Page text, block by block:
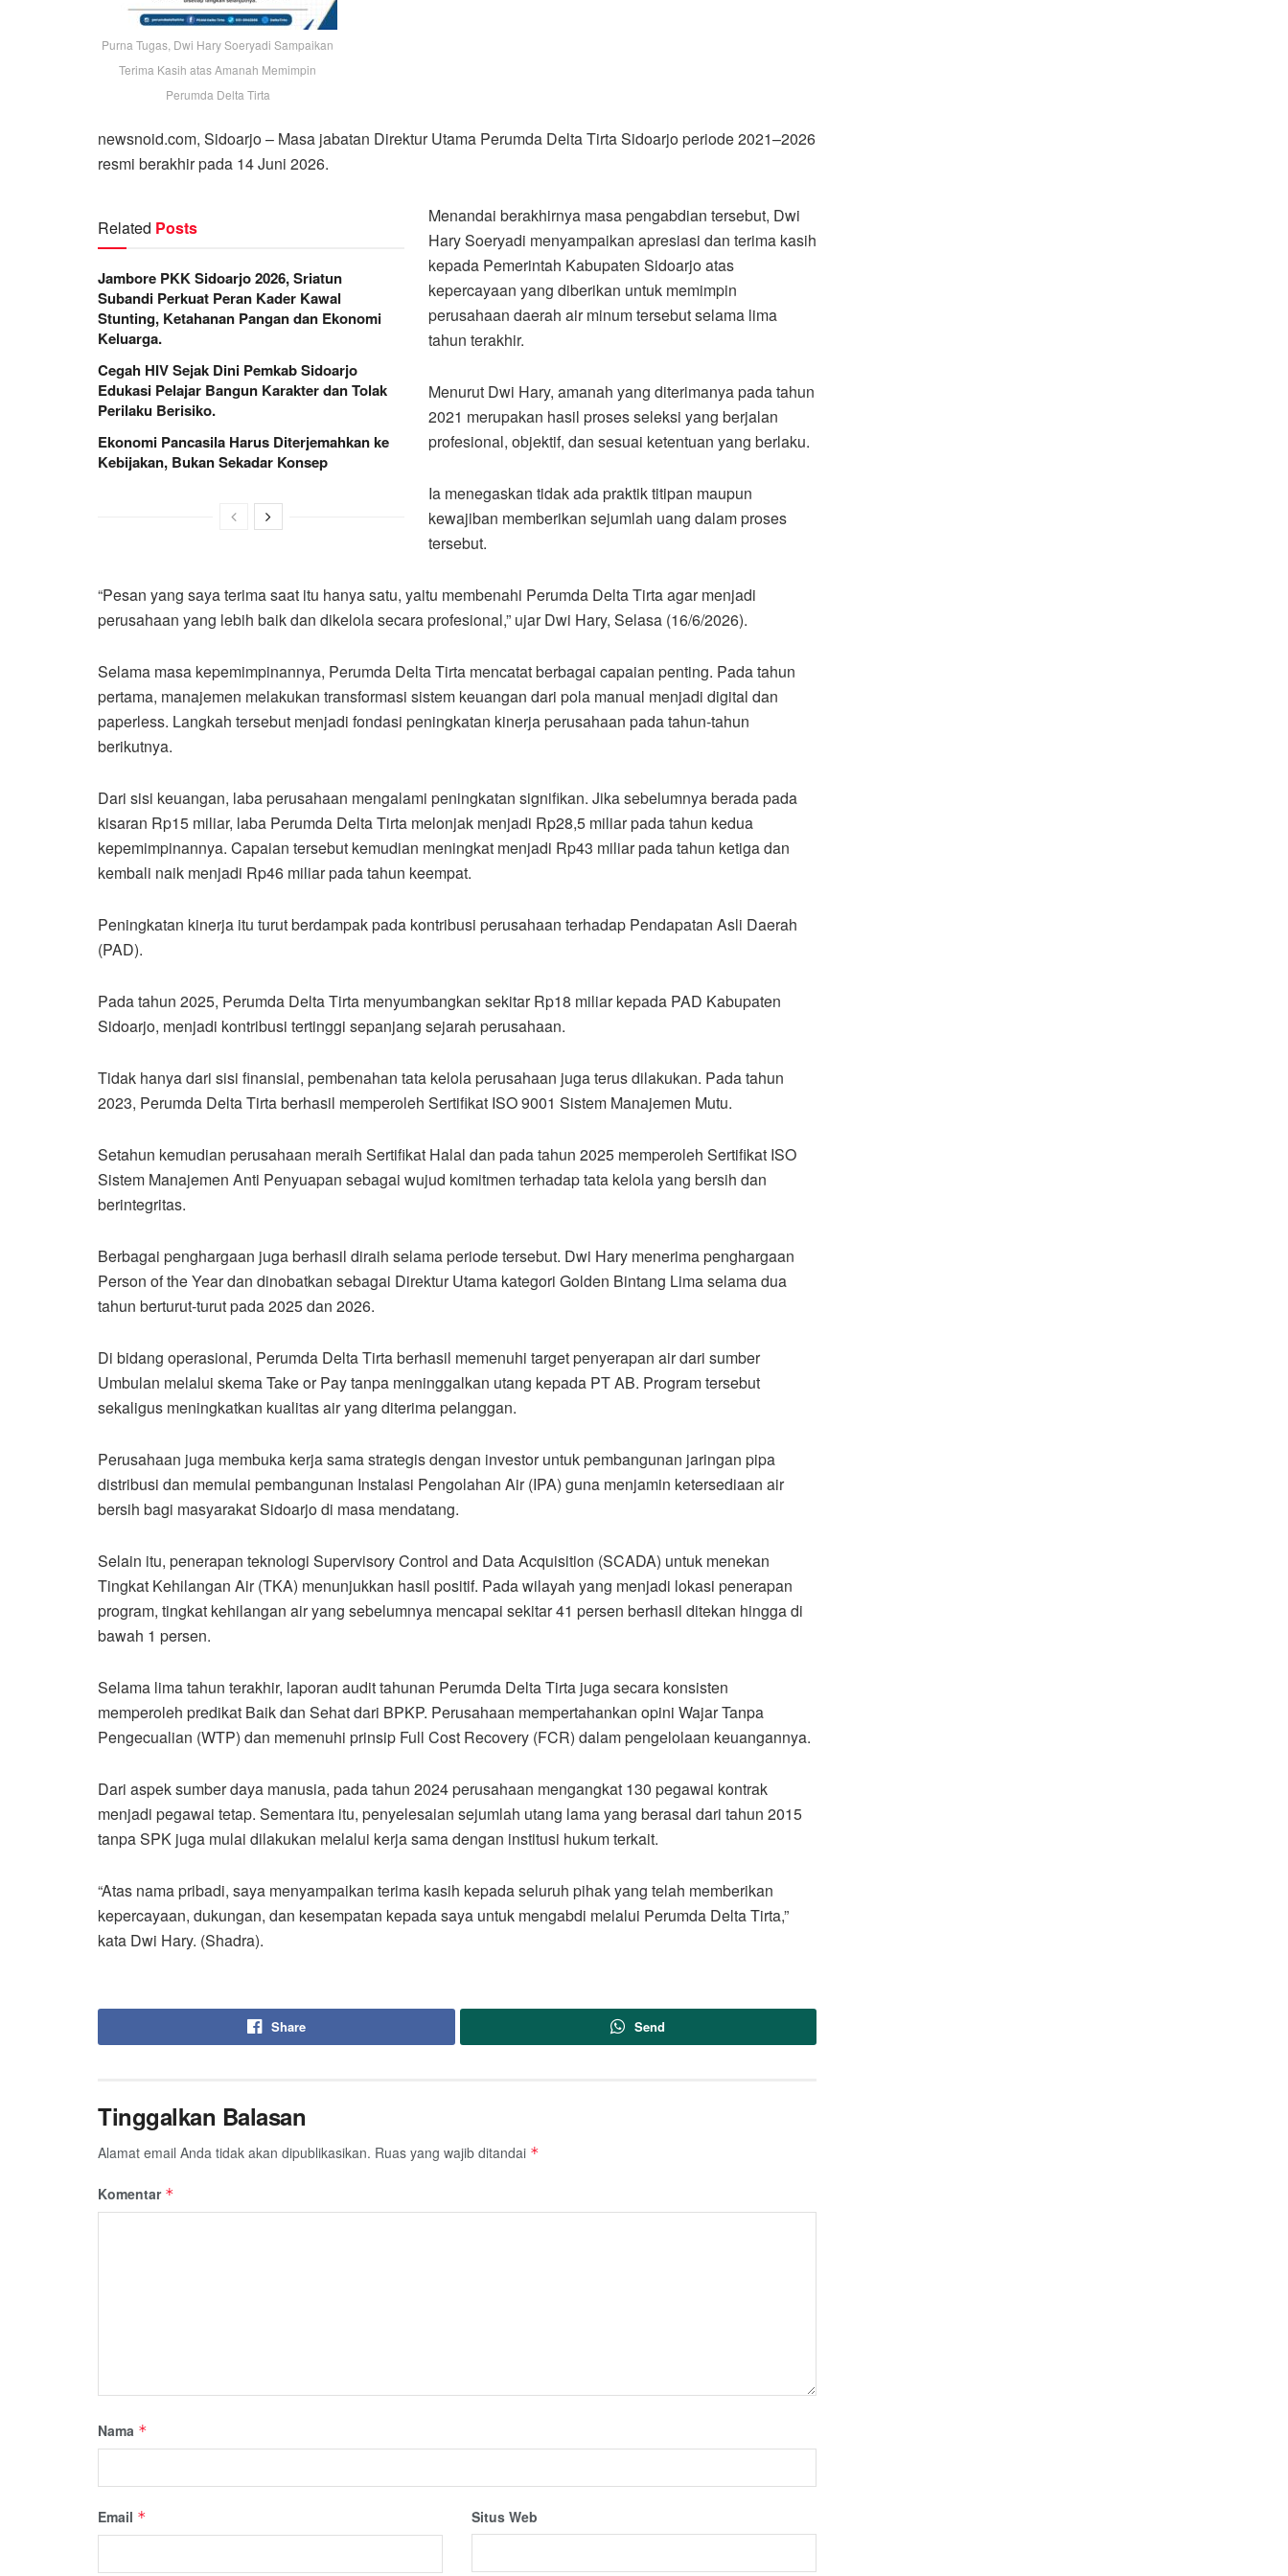
Purna Tugas, Dwi Hary Soeryadi Sampaikan
Terima Kasih atas Amanah Memimpin
Perumda Delta Tirta
newsnoid.com, Sidoarjo – Masa jabatan Direktur Utama Perumda Delta Tirta Sidoarjo periode 2021–2026
resmi berakhir pada 14 Juni 2026.
Related Posts
Jambore PKK Sidoarjo 2026, Sriatun
Subandi Perkuat Peran Kader Kawal
Stunting, Ketahanan Pangan dan Ekonomi
Keluarga.
Cegah HIV Sejak Dini Pemkab Sidoarjo
Edukasi Pelajar Bangun Karakter dan Tolak
Perilaku Berisiko.
Ekonomi Pancasila Harus Diterjemahkan ke
Kebijakan, Bukan Sekadar Konsep
Menandai berakhirnya masa pengabdian tersebut, Dwi
Hary Soeryadi menyampaikan apresiasi dan terima kasih
kepada Pemerintah Kabupaten Sidoarjo atas
kepercayaan yang diberikan untuk memimpin
perusahaan daerah air minum tersebut selama lima
tahun terakhir.
Menurut Dwi Hary, amanah yang diterimanya pada tahun
2021 merupakan hasil proses seleksi yang berjalan
profesional, objektif, dan sesuai ketentuan yang berlaku.
Ia menegaskan tidak ada praktik titipan maupun
kewajiban memberikan sejumlah uang dalam proses
tersebut.
“Pesan yang saya terima saat itu hanya satu, yaitu membenahi Perumda Delta Tirta agar menjadi
perusahaan yang lebih baik dan dikelola secara profesional,” ujar Dwi Hary, Selasa (16/6/2026).
Selama masa kepemimpinannya, Perumda Delta Tirta mencatat berbagai capaian penting. Pada tahun
pertama, manajemen melakukan transformasi sistem keuangan dari pola manual menjadi digital dan
paperless. Langkah tersebut menjadi fondasi peningkatan kinerja perusahaan pada tahun-tahun
berikutnya.
Dari sisi keuangan, laba perusahaan mengalami peningkatan signifikan. Jika sebelumnya berada pada
kisaran Rp15 miliar, laba Perumda Delta Tirta melonjak menjadi Rp28,5 miliar pada tahun kedua
kepemimpinannya. Capaian tersebut kemudian meningkat menjadi Rp43 miliar pada tahun ketiga dan
kembali naik menjadi Rp46 miliar pada tahun keempat.
Peningkatan kinerja itu turut berdampak pada kontribusi perusahaan terhadap Pendapatan Asli Daerah
(PAD).
Pada tahun 2025, Perumda Delta Tirta menyumbangkan sekitar Rp18 miliar kepada PAD Kabupaten
Sidoarjo, menjadi kontribusi tertinggi sepanjang sejarah perusahaan.
Tidak hanya dari sisi finansial, pembenahan tata kelola perusahaan juga terus dilakukan. Pada tahun
2023, Perumda Delta Tirta berhasil memperoleh Sertifikat ISO 9001 Sistem Manajemen Mutu.
Setahun kemudian perusahaan meraih Sertifikat Halal dan pada tahun 2025 memperoleh Sertifikat ISO
Sistem Manajemen Anti Penyuapan sebagai wujud komitmen terhadap tata kelola yang bersih dan
berintegritas.
Berbagai penghargaan juga berhasil diraih selama periode tersebut. Dwi Hary menerima penghargaan
Person of the Year dan dinobatkan sebagai Direktur Utama kategori Golden Bintang Lima selama dua
tahun berturut-turut pada 2025 dan 2026.
Di bidang operasional, Perumda Delta Tirta berhasil memenuhi target penyerapan air dari sumber
Umbulan melalui skema Take or Pay tanpa meninggalkan utang kepada PT AB. Program tersebut
sekaligus meningkatkan kualitas air yang diterima pelanggan.
Perusahaan juga membuka kerja sama strategis dengan investor untuk pembangunan jaringan pipa
distribusi dan memulai pembangunan Instalasi Pengolahan Air (IPA) guna menjamin ketersediaan air
bersih bagi masyarakat Sidoarjo di masa mendatang.
Selain itu, penerapan teknologi Supervisory Control and Data Acquisition (SCADA) untuk menekan
Tingkat Kehilangan Air (TKA) menunjukkan hasil positif. Pada wilayah yang menjadi lokasi penerapan
program, tingkat kehilangan air yang sebelumnya mencapai sekitar 41 persen berhasil ditekan hingga di
bawah 1 persen.
Selama lima tahun terakhir, laporan audit tahunan Perumda Delta Tirta juga secara konsisten
memperoleh predikat Baik dan Sehat dari BPKP. Perusahaan mempertahankan opini Wajar Tanpa
Pengecualian (WTP) dan memenuhi prinsip Full Cost Recovery (FCR) dalam pengelolaan keuangannya.
Dari aspek sumber daya manusia, pada tahun 2024 perusahaan mengangkat 130 pegawai kontrak
menjadi pegawai tetap. Sementara itu, penyelesaian sejumlah utang lama yang berasal dari tahun 2015
tanpa SPK juga mulai dilakukan melalui kerja sama dengan institusi hukum terkait.
“Atas nama pribadi, saya menyampaikan terima kasih kepada seluruh pihak yang telah memberikan
kepercayaan, dukungan, dan kesempatan kepada saya untuk mengabdi melalui Perumda Delta Tirta,”
kata Dwi Hary. (Shadra).
Share Send
Tinggalkan Balasan
Alamat email Anda tidak akan dipublikasikan. Ruas yang wajib ditandai *
Komentar *
Nama *
Email * Situs Web